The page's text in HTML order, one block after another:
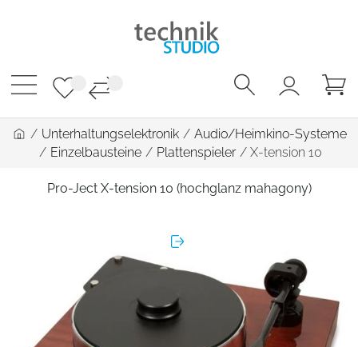
/ Unterhaltungselektronik / Audio/Heimkino-Systeme
/ Einzelbausteine / Plattenspieler / X-tension 10
Pro-Ject X-tension 10 (hochglanz mahagony)